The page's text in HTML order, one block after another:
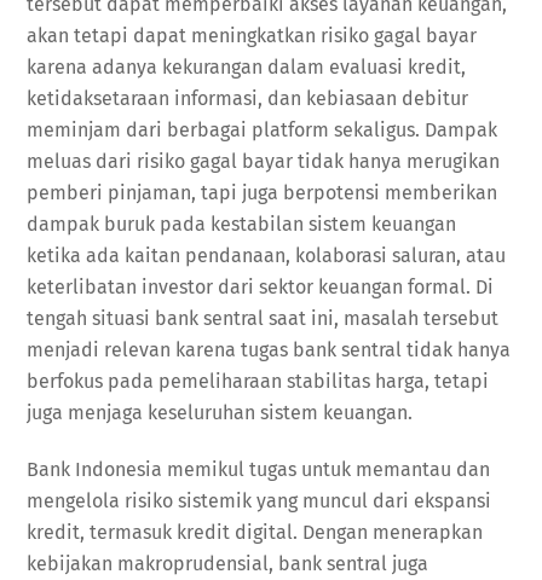
akan tetapi dapat meningkatkan risiko gagal bayar
karena adanya kekurangan dalam evaluasi kredit,
ketidaksetaraan informasi, dan kebiasaan debitur
meminjam dari berbagai platform sekaligus. Dampak
meluas dari risiko gagal bayar tidak hanya merugikan
pemberi pinjaman, tapi juga berpotensi memberikan
dampak buruk pada kestabilan sistem keuangan
ketika ada kaitan pendanaan, kolaborasi saluran, atau
keterlibatan investor dari sektor keuangan formal. Di
tengah situasi bank sentral saat ini, masalah tersebut
menjadi relevan karena tugas bank sentral tidak hanya
berfokus pada pemeliharaan stabilitas harga, tetapi
juga menjaga keseluruhan sistem keuangan.
Bank Indonesia memikul tugas untuk memantau dan
mengelola risiko sistemik yang muncul dari ekspansi
kredit, termasuk kredit digital. Dengan menerapkan
kebijakan makroprudensial, bank sentral juga